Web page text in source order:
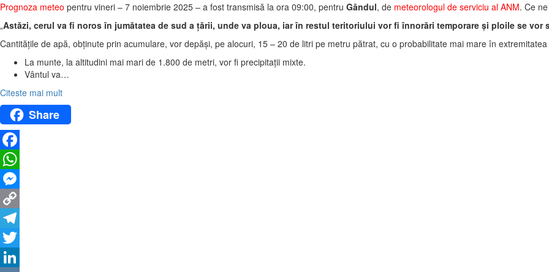
Prognoza meteo pentru vineri – 7 noiembrie 2025 – a fost transmisă la ora 09:00, pentru Gândul, de meteorologul de serviciu al ANM. Ce
„Astăzi, cerul va fi noros în jumătatea de sud a țării, unde va ploua, iar în restul teritoriului vor fi înnorări temporare și ploile se vor
Cantitățile de apă, obținute prin acumulare, vor depăși, pe alocuri, 15 – 20 de litri pe metru pătrat, cu o probabilitate mai mare în
La munte, la altitudini mai mari de 1.800 de metri, vor fi precipitații mixte.
Vântul va…
Citeste mai mult
Share
Facebook
WhatsApp
Messenger
Copy
Link
Telegram
Twitter